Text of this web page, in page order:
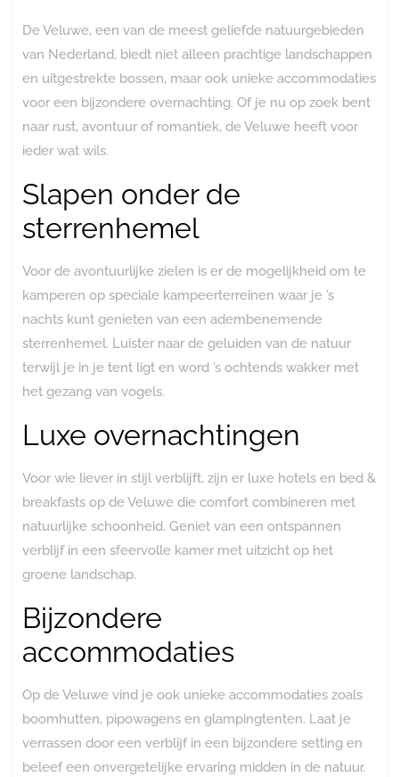
De Veluwe, een van de meest geliefde natuurgebieden
van Nederland, biedt niet alleen prachtige landschappen
en uitgestrekte bossen, maar ook unieke accommodaties
voor een bijzondere overnachting. Of je nu op zoek bent
naar rust, avontuur of romantiek, de Veluwe heeft voor
ieder wat wils.
Slapen onder de
sterrenhemel
Voor de avontuurlijke zielen is er de mogelijkheid om te
kamperen op speciale kampeerterreinen waar je ’s
nachts kunt genieten van een adembenemende
sterrenhemel. Luister naar de geluiden van de natuur
terwijl je in je tent ligt en word ’s ochtends wakker met
het gezang van vogels.
Luxe overnachtingen
Voor wie liever in stijl verblijft, zijn er luxe hotels en bed &
breakfasts op de Veluwe die comfort combineren met
natuurlijke schoonheid. Geniet van een ontspannen
verblijf in een sfeervolle kamer met uitzicht op het
groene landschap.
Bijzondere
accommodaties
Op de Veluwe vind je ook unieke accommodaties zoals
boomhutten, pipowagens en glampingtenten. Laat je
verrassen door een verblijf in een bijzondere setting en
beleef een onvergetelijke ervaring midden in de natuur.